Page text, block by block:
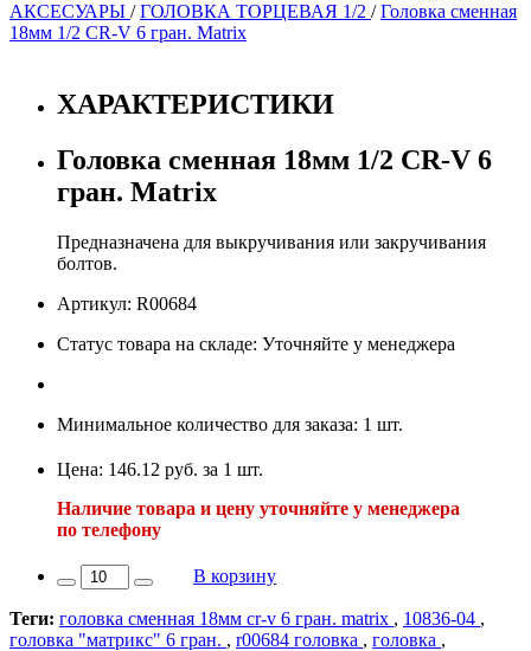
АКСЕСУАРЫ /ГОЛОВКА ТОРЦЕВАЯ 1/2 /Головка сменная
18мм 1/2 CR-V 6 гран. Matrix
ХАРАКТЕРИСТИКИ
Головка сменная 18мм 1/2 CR-V 6
гран. Matrix
Предназначена для выкручивания или закручивания
болтов.
Артикул: R00684
Статус товара на складе: Уточняйте у менеджера
Минимальное количество для заказа: 1 шт.
Цена: 146.12 руб. за 1 шт.
Наличие товара и цену уточняйте у менеджера
по телефону
В корзину
Теги: головка сменная 18мм cr-v 6 гран. matrix , 10836-04 ,
головка "матрикс" 6 гран. , r00684 головка , головка ,